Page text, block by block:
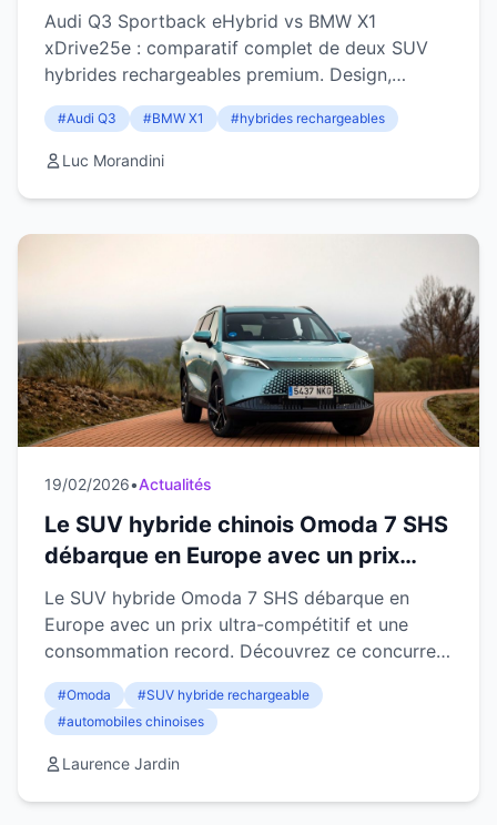
hybrides rechargeables premium
décrypté
Audi Q3 Sportback eHybrid vs BMW X1
xDrive25e : comparatif complet de deux SUV
hybrides rechargeables premium. Design,
habitabilité, coffre et technologies.
#Audi Q3 #BMW X1 #hybrides rechargeables
Luc Morandini
19/02/2026•Actualités
Le SUV hybride chinois Omoda 7 SHS
débarque en Europe avec un prix
cassé et une consommation défiant
toute concurrence
Le SUV hybride Omoda 7 SHS débarque en
Europe avec un prix ultra-compétitif et une
consommation record. Découvrez ce concurrent
chinois qui bouscule le marché.
#Omoda
#SUV hybride rechargeable
#automobiles chinoises
Laurence Jardin